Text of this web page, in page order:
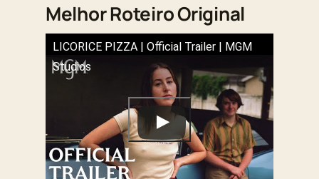
Melhor Roteiro Original
LICORICE PIZZA | Official Trailer | MGM
Studios